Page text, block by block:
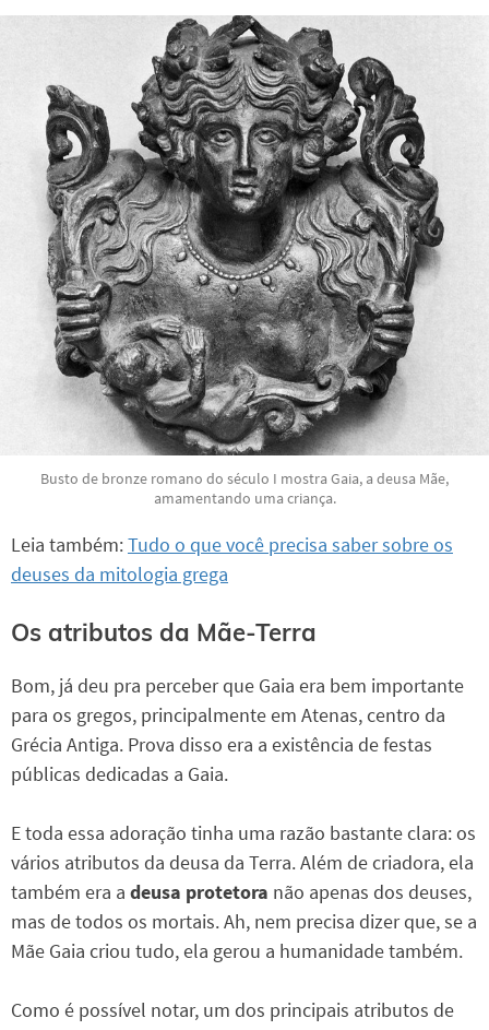
Busto de bronze romano do século I mostra Gaia, a deusa Mãe,
amamentando uma criança.
Leia também:Tudo o que você precisa saber sobre os
deuses da mitologia grega
Os atributos da Mãe-Terra
Bom, já deu pra perceber que Gaia era bem importante
para os gregos, principalmente em Atenas, centro da
Grécia Antiga. Prova disso era a existência de festas
públicas dedicadas a Gaia.
E toda essa adoração tinha uma razão bastante clara: os
vários atributos da deusa da Terra. Além de criadora, ela
também era a deusa protetora não apenas dos deuses,
mas de todos os mortais. Ah, nem precisa dizer que, se a
Mãe Gaia criou tudo, ela gerou a humanidade também.
Como é possível notar, um dos principais atributos de